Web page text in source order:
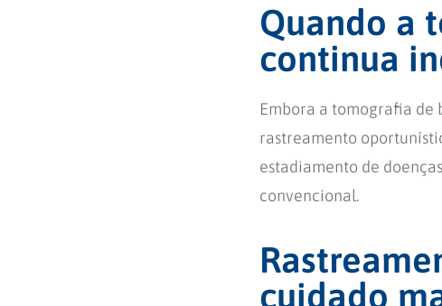
Quando a
continua
Embora a tomografia de
rastreamento
estadiamento de
convencional.
cuidado